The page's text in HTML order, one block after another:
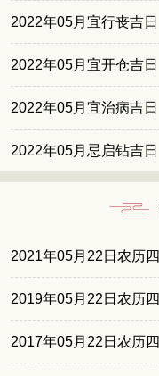
2022年05月宜行丧吉日
2022年05月宜开仓吉日
2022年05月宜治病吉日
2022年05月忌启钻吉日